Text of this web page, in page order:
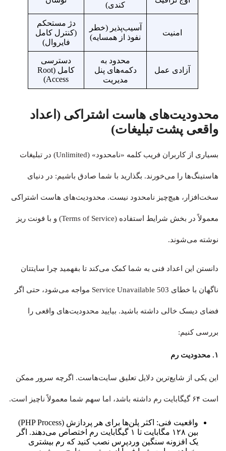
کندی)
امنیت
آسیب‌پذیر (خطر
نفوذ از همسایه)
دژ مستحکم
(کنترل کامل
فایروال)
آزادی عمل
محدود به
دکمه‌های پنل
مدیریت
دسترسی
کامل (Root
Access)
محدودیت‌های هاست اشتراکی (اعداد
واقعی پشت تبلیغات)
بسیاری از کاربران فریب کلمه «نامحدود» (Unlimited) در تبلیغات
هاستینگ‌ها را می‌خورند. بگذارید با شما صادق باشیم: در دنیای
سخت‌افزار، هیچ‌چیز نامحدود نیست. محدودیت‌های هاست اشتراکی
معمولاً در بخش شرایط استفاده (Terms of Service) و با فونت ریز
نوشته می‌شوند.
دانستن این اعداد فنی به شما کمک می‌کند تا بفهمید چرا سایتتان
ناگهان با خطای 503 Service Unavailable مواجه می‌شود، حتی اگر
فضای دیسک خالی داشته باشید. بیایید محدودیت‌های واقعی را
بررسی کنیم:
۱. محدودیت رم
این یکی از شایع‌ترین دلایل تعلیق سایت‌هاست. اگرچه سرور ممکن
است ۶۴ گیگابایت رم داشته باشد، اما سهم شما معمولاً ناچیز است.
واقعیت فنی: اکثر پلن‌ها برای هر پردازش (PHP Process)
بین ۱۲۸ مگابایت تا ۱ گیگابایت رم اختصاص می‌دهند. اگر
یک افزونه سنگین وردپرس نصب کنید که رم بیشتری